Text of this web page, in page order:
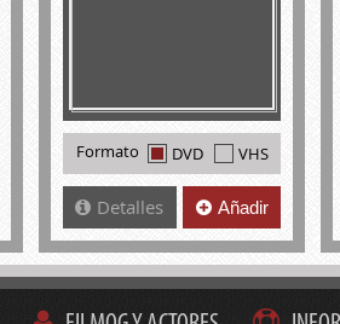
Formato DVD VHS
Detalles Añadir